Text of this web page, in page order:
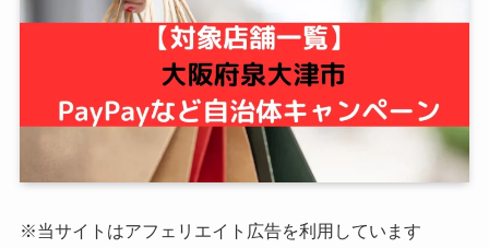
※当サイトはアフェリエイト広告を利用しています